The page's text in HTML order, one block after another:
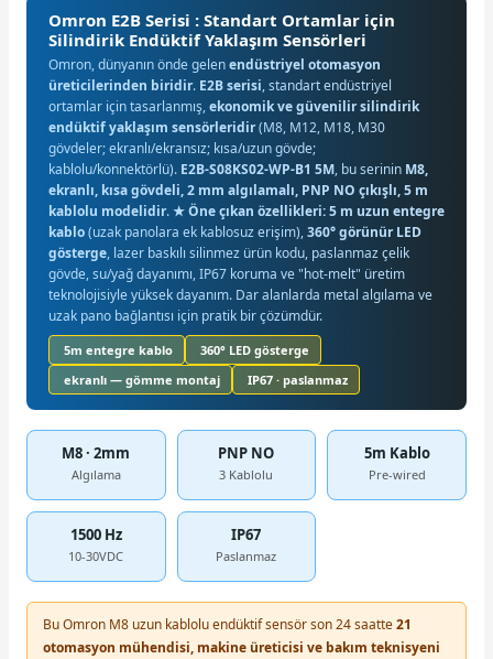
Omron E2B Serisi : Standart Ortamlar için
Silindirik Endüktif Yaklaşım Sensörleri
Omron, dünyanın önde gelenendüstriyel otomasyon
üreticilerinden biridir. E2B serisi, standart endüstriyel
ortamlar için tasarlanmış,ekonomik ve güvenilir silindirik
endüktif yaklaşım sensörleridir(M8, M12, M18, M30
gövdeler; ekranlı/ekransız; kısa/uzun gövde;
kablolu/konnektörlü). E2B-S08KS02-WP-B1 5M, bu serinin M8,
ekranlı, kısa gövdeli, 2 mm algılamalı, PNP NO çıkışlı, 5 m
kablolu modelidir.★ Öne çıkan özellikleri:5 m uzun entegre
kablo(uzak panolara ek kablosuz erişim),360° görünür LED
gösterge, lazer baskılı silinmez ürün kodu, paslanmaz çelik
gövde, su/yağ dayanımı, IP67 koruma ve "hot-melt" üretim
teknolojisiyle yüksek dayanım. Dar alanlarda metal algılama ve
uzak pano bağlantısı için pratik bir çözümdür.
5m entegre kablo
360° LED gösterge
ekranlı — gömme montaj
IP67 · paslanmaz
M8 · 2mm
Algılama
PNP NO
3 Kablolu
5m Kablo
Pre-wired
1500 Hz
10-30VDC
IP67
Paslanmaz
Bu Omron M8 uzun kablolu endüktif sensör son 24 saatte21
otomasyon mühendisi, makine üreticisi ve bakım teknisyeni